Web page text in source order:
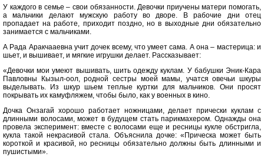
У каждого в семье – свои обязанности. Девочки приучены матери помогать,
а мальчики делают мужскую работу во дворе. В рабочие дни отец
пропадает на работе, приходит поздно, но в выходные дни обязательно
занимается с мальчиками.
А Рада Аракчааевна учит дочек всему, что умеет сама. А она – мастерица: и
шьет, и вышивает, и мягкие игрушки делает. Рассказывает:
«Девочки мои умеют вышивать, шить одежду куклам. У бабушки Эник-Кара
Павловны Кызыл-оол, родной сестры моей мамы, учатся овечьи шкуры
выделывать. Из шкур шьем теплые куртки для мальчиков. Они просят
покрывать их камуфляжем, чтобы было, как у военных в кино.
Дочка Онзагай хорошо работает ножницами, делает прически куклам с
длинными волосами, может в будущем стать парикмахером. Однажды она
провела эксперимент: вместе с волосами еще и ресницы кукле обстригла,
кукла такой некрасивой стала. Объяснила дочке: «Прическа может быть
короткой и красивой, но ресницы обязательно должны быть длинными и
пушистыми».